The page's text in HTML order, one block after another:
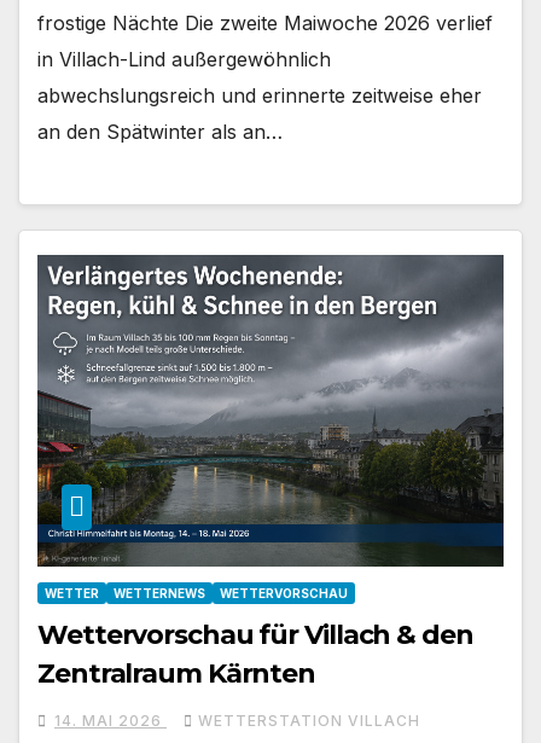
frostige Nächte Die zweite Maiwoche 2026 verlief
in Villach-Lind außergewöhnlich
abwechslungsreich und erinnerte zeitweise eher
an den Spätwinter als an…
WETTER WETTERNEWS WETTERVORSCHAU
Wettervorschau für Villach & den
Zentralraum Kärnten
14. MAI 2026 WETTERSTATION VILLACH